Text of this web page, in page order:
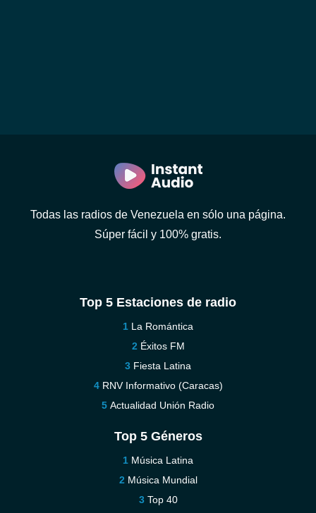
Todas las radios de Venezuela en sólo una página.
Súper fácil y 100% gratis.
Top 5 Estaciones de radio
La Romántica
Éxitos FM
Fiesta Latina
RNV Informativo (Caracas)
Actualidad Unión Radio
Top 5 Géneros
Música Latina
Música Mundial
Top 40